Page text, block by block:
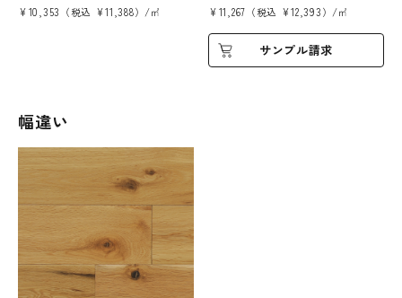
¥10,353（税込 ¥11,388）/㎡
¥11,267（税込 ¥12,393）/㎡
サンプル請求
幅違い